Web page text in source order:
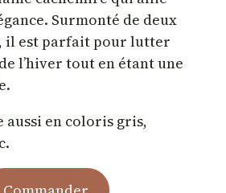
Surmonté de deux
il est parfait pour lutter
l’hiver tout en étant une
en coloris gris,